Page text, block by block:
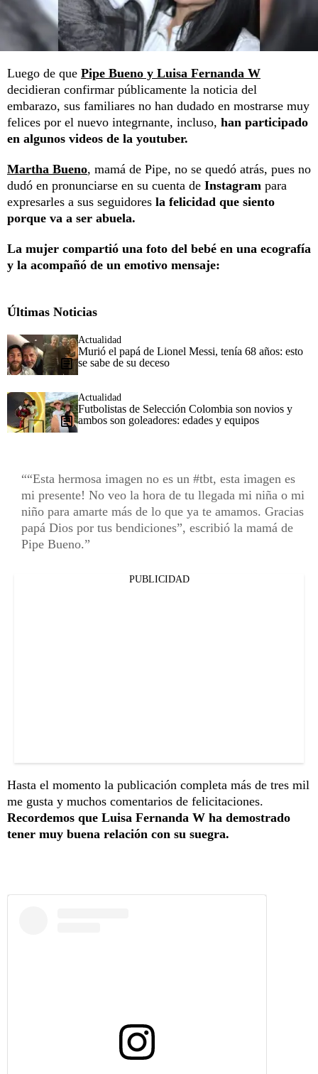
Luego de que Pipe Bueno y Luisa Fernanda W
decidieran confirmar públicamente la noticia del
embarazo, sus familiares no han dudado en mostrarse muy
felices por el nuevo integrnante, incluso, han participado
en algunos videos de la youtuber.
Martha Bueno, mamá de Pipe, no se quedó atrás, pues no
dudó en pronunciarse en su cuenta de Instagram para
expresarles a sus seguidores la felicidad que siento
porque va a ser abuela.
La mujer compartió una foto del bebé en una ecografía
y la acompañó de un emotivo mensaje:
Últimas Noticias
Actualidad
Murió el papá de Lionel Messi, tenía 68 años: esto
se sabe de su deceso
Actualidad
Futbolistas de Selección Colombia son novios y
ambos son goleadores: edades y equipos
“Esta hermosa imagen no es un #tbt, esta imagen es
mi presente! No veo la hora de tu llegada mi niña o mi
niño para amarte más de lo que ya te amamos. Gracias
papá Dios por tus bendiciones”, escribió la mamá de
Pipe Bueno.
PUBLICIDAD
Hasta el momento la publicación completa más de tres mil
me gusta y muchos comentarios de felicitaciones.
Recordemos que Luisa Fernanda W ha demostrado
tener muy buena relación con su suegra.